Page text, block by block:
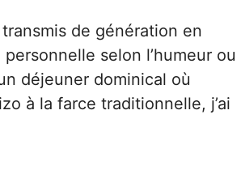
de génération en
selon l’humeur ou
déjeuner dominical où
à la farce traditionnelle, j’ai